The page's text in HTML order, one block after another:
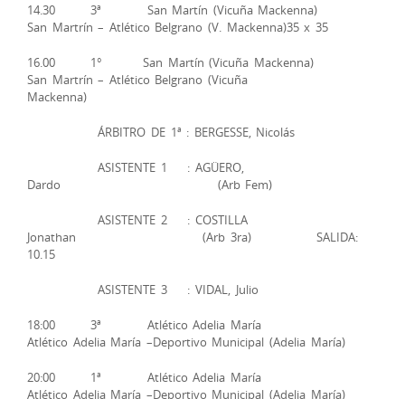
14.30 3ª San Martín (Vicuña Mackenna)
San Martrín – Atlético Belgrano (V. Mackenna)35 x 35
16.00 1° San Martín (Vicuña Mackenna)
San Martrín – Atlético Belgrano (Vicuña
Mackenna)
ÁRBITRO DE 1ª : BERGESSE, Nicolás
ASISTENTE 1 : AGÜERO,
Dardo (Arb Fem)
ASISTENTE 2 : COSTILLA
Jonathan (Arb 3ra) SALIDA:
10.15
ASISTENTE 3 : VIDAL, Julio
18:00 3ª Atlético Adelia María
Atlético Adelia María –Deportivo Municipal (Adelia María)
20:00 1ª Atlético Adelia María
Atlético Adelia María –Deportivo Municipal (Adelia María)